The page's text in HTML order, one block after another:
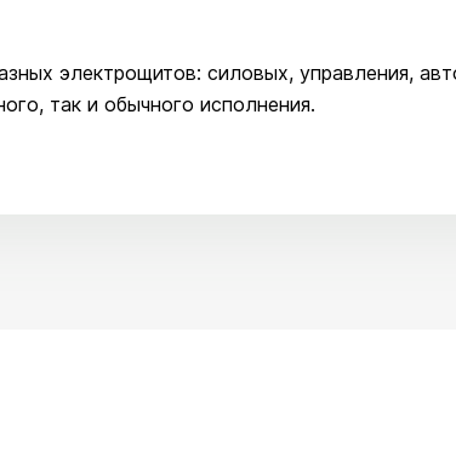
электрощитов: силовых, управления,
так и обычного исполнения.